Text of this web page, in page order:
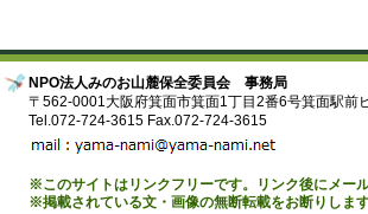
NPO法人みのお山麓保全委員会 事務局
〒562-0001大阪府箕面市箕面1丁目2番6号箕面駅前
Tel.072-724-3615 Fax.072-724-3615
※このサイトはリンクフリーです。リンク後にメー
※掲載されている文・画像の無断転載をお断りします